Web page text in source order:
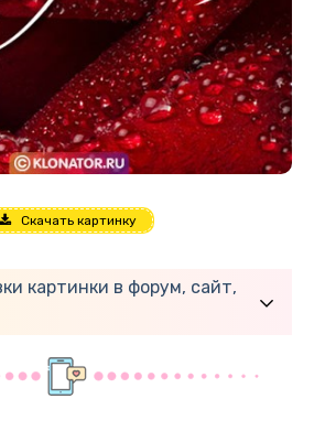
Скачать картинку
картинки в форум, сайт,